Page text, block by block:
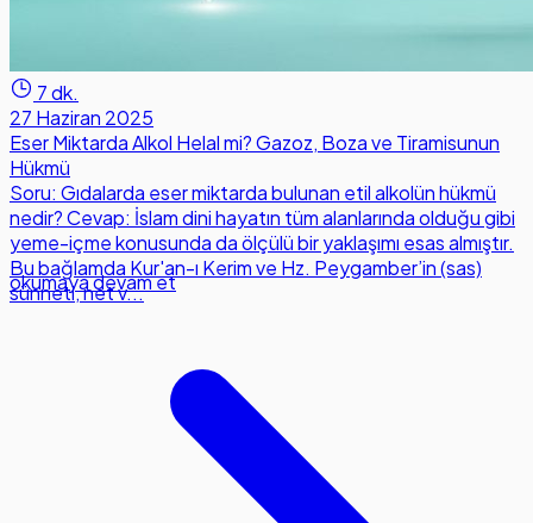
7 dk.
27 Haziran 2025
Eser Miktarda Alkol Helal mi? Gazoz, Boza ve Tiramisunun
Hükmü
Soru: Gıdalarda eser miktarda bulunan etil alkolün hükmü
nedir? Cevap: İslam dini hayatın tüm alanlarında olduğu gibi
yeme-içme konusunda da ölçülü bir yaklaşımı esas almıştır.
Bu bağlamda Kur'an-ı Kerim ve Hz. Peygamber’in (sas)
sünneti, net v...
okumaya devam et